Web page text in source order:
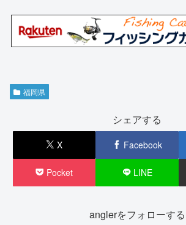
福岡県
シェアする
X Facebook
Pocket LINE
anglerをフォローする